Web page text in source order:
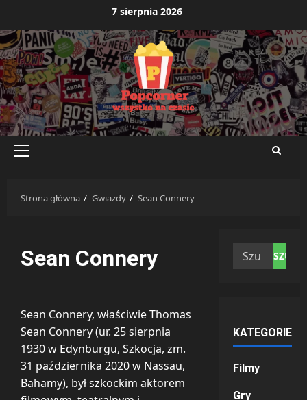
treści
7 sierpnia 2026
Menu
Strona główna Gwiazdy Sean Connery
Sean Connery
Sean Connery, właściwie Thomas
Sean Connery (ur. 25 sierpnia
1930 w Edynburgu, Szkocja, zm.
31 października 2020 w Nassau,
Bahamy), był szkockim aktorem
Szukaj:
KATEGORIE
Filmy
Gry